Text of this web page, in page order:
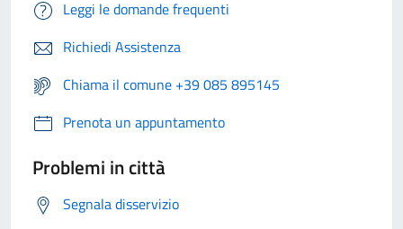
Leggi le domande frequenti
Richiedi Assistenza
Chiama il comune +39 085 895145
Prenota un appuntamento
Problemi in città
Segnala disservizio